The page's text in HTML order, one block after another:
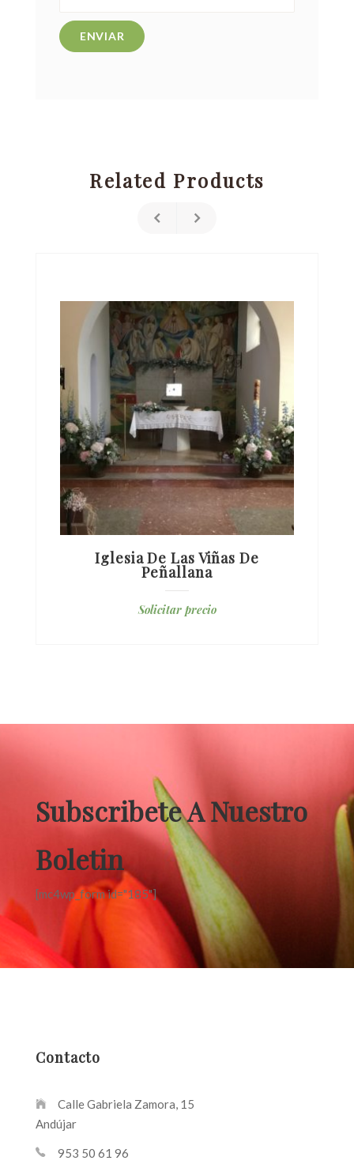
Related Products
Iglesia De Las Viñas De
Peñallana
Solicitar precio
Subscribete A Nuestro
Boletin
[mc4wp_form id="185"]
Contacto
Calle Gabriela Zamora, 15
Andújar
953 50 61 96